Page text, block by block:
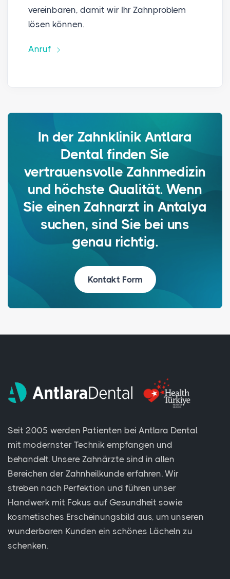
vereinbaren, damit wir Ihr Zahnproblem
lösen können.
Anruf
In der Zahnklinik Antlara
Dental finden Sie
vertrauensvolle Zahnmedizin
und höchste Qualität. Wenn
Sie einen Zahnarzt in Antalya
suchen, sind Sie bei uns
genau richtig.
Kontakt Form
Seit 2005 werden Patienten bei Antlara Dental
mit modernster Technik empfangen und
behandelt. Unsere Zahnärzte sind in allen
Bereichen der Zahnheilkunde erfahren. Wir
streben nach Perfektion und führen unser
Handwerk mit Fokus auf Gesundheit sowie
kosmetisches Erscheinungsbild aus, um unseren
wunderbaren Kunden ein schönes Lächeln zu
schenken.